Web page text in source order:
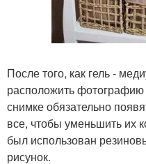
После того, как гель -
расположить
снимке обязательно
все, чтобы уменьшить их
был использован
рисунок.